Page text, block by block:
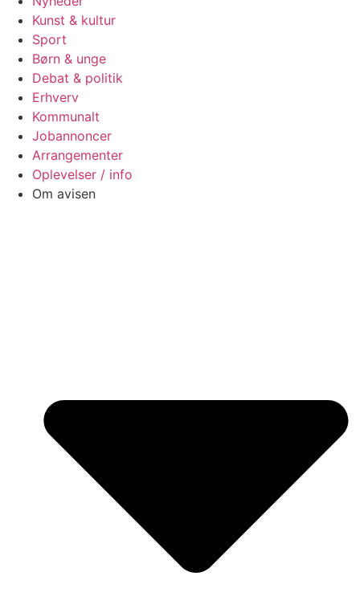
Kunst & kultur
Sport
Børn & unge
Debat & politik
Erhverv
Kommunalt
Jobannoncer
Arrangementer
Oplevelser / info
Om avisen